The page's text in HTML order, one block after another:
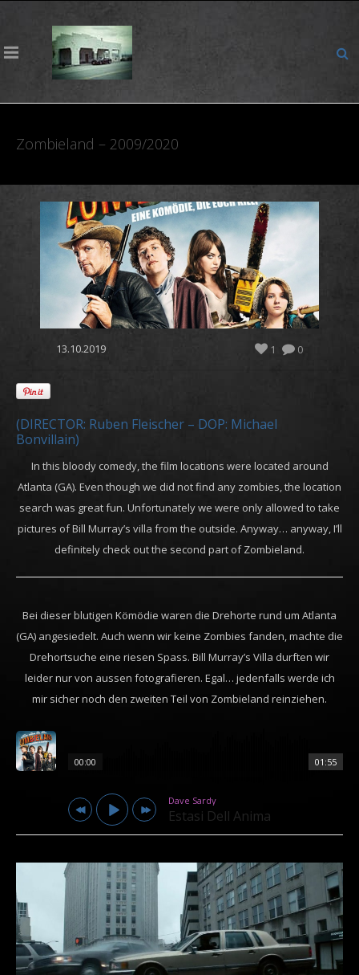
Zombieland – 2009/2020
13.10.2019 0
1
(DIRECTOR: Ruben Fleischer – DOP: Michael
Bonvillain)
In this bloody comedy, the film locations were located around
Atlanta (GA). Even though we did not find any zombies, the location
search was great fun. Unfortunately we were only allowed to take
pictures of Bill Murray’s villa from the outside. Anyway… anyway, I’ll
definitely check out the second part of Zombieland.
Bei dieser blutigen Kömödie waren die Drehorte rund um Atlanta
(GA) angesiedelt. Auch wenn wir keine Zombies fanden, machte die
Drehortsuche eine riesen Spass. Bill Murray’s Villa durften wir
leider nur von aussen fotografieren. Egal… jedenfalls werde ich
mir sicher noch den zweiten Teil von Zombieland reinziehen.
01:55
00:00
Dave Sardy
Estasi Dell Anima
Dave SardyEstasi Dell Anima
MetallicaFor Whom the Bell Tolls